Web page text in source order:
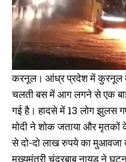
करनूल। आंध्र प्रदेश में कुरनूल
चलती बस में आग लगने से एक
गई है। हादसे में 13 लाेग झुलस
माेदी ने शाेक जताया और मृतकाें
से दाे-दाे लाख रुपये का मुआवजा
मुख्यमंत्री चंद्रबाबू नायडू ने